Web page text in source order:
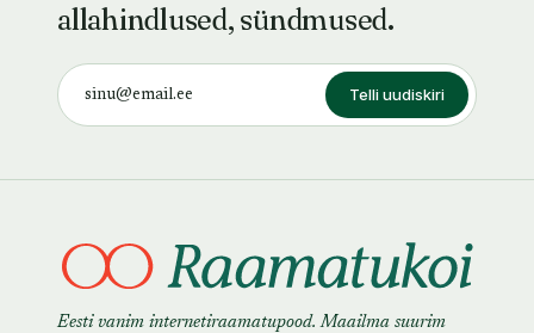
allahindlused, sündmused.
Telli uudiskiri
Eesti vanim internetiraamatupood. Maailma suurim